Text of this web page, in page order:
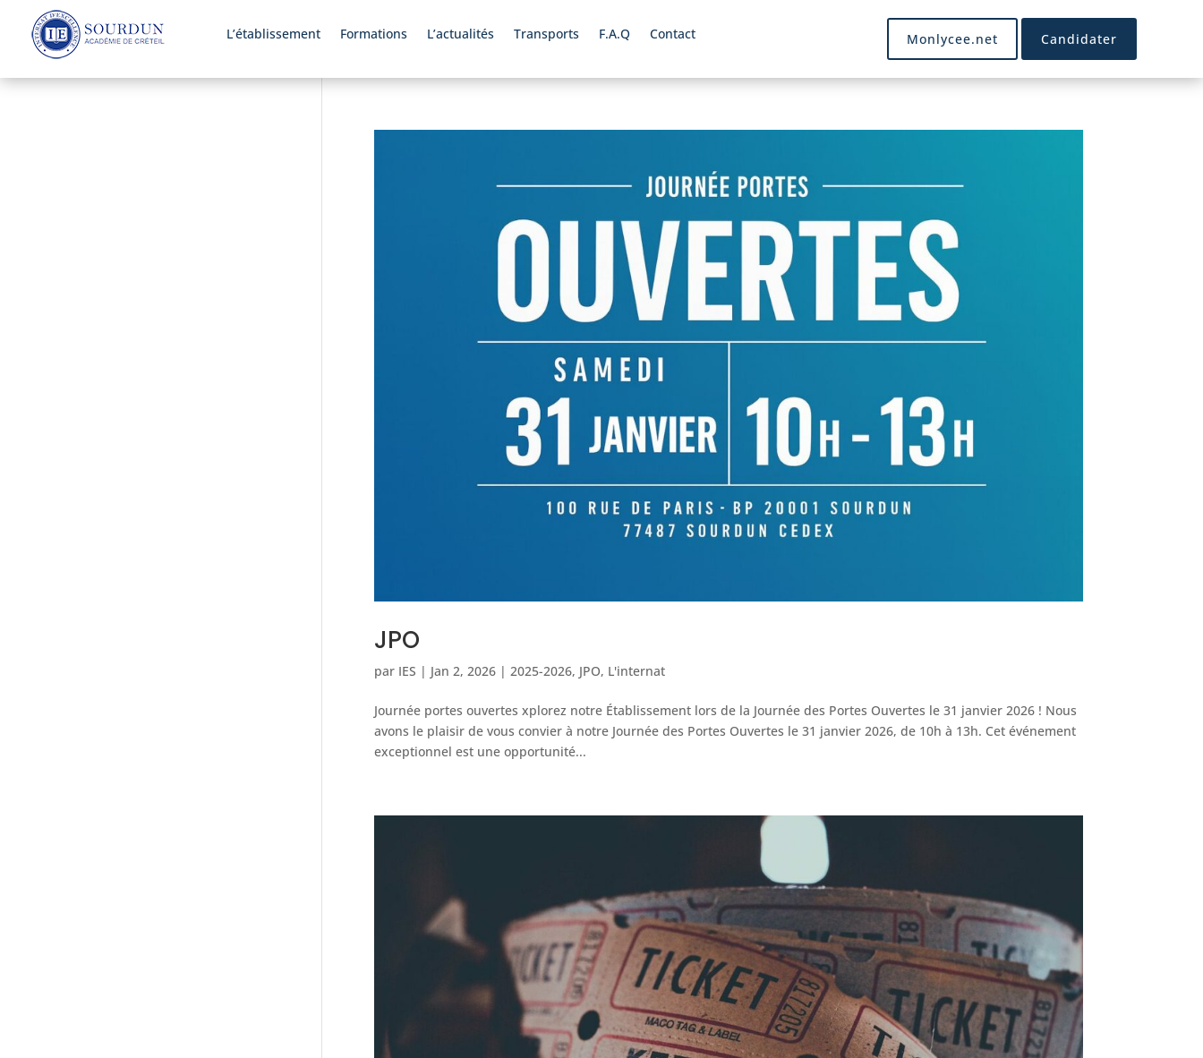
L’établissement Formations L’actualités Transports F.A.Q Contact Candidater
Monlycee.net
JPO
par IES | Jan 2, 2026| 2025-2026, JPO, L'internat
Journée portes ouvertes xplorez notre Établissement lors de la Journée des Portes Ouvertes le 31 janvier 2026 ! Nous
avons le plaisir de vous convier à notre Journée des Portes Ouvertes le 31 janvier 2026, de 10h à 13h. Cet événement
exceptionnel est une opportunité...